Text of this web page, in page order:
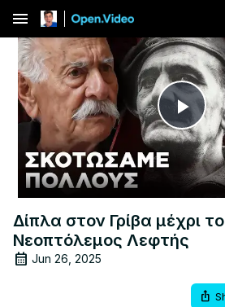
menu
Δίπλα στον Γρίβα μέχρι
Νεοπτόλεμος Λεφτής
Jun 26, 2025